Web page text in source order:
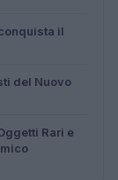
il
del Nuovo
Rari e